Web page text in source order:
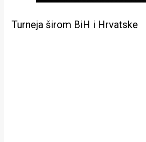
Turneja širom BiH i Hrvatske